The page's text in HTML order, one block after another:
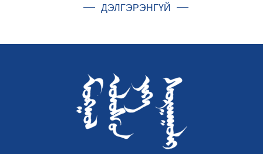
ДЭЛГЭРЭНГҮЙ